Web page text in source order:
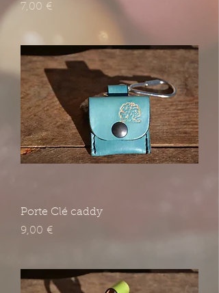
Prix
7,00 €
Porte Clé caddy
Prix
9,00 €